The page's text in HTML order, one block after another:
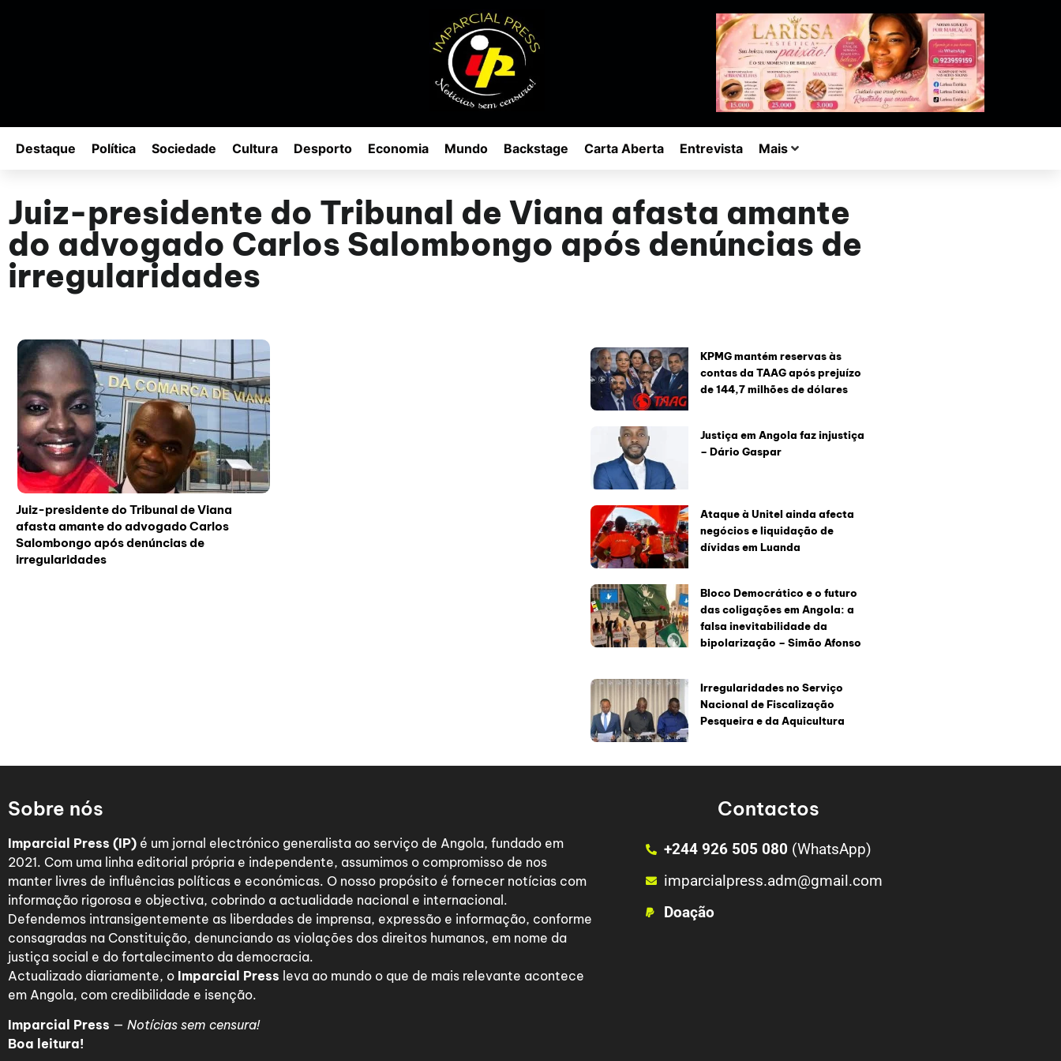
Destaque Política Sociedade Cultura Desporto Economia Mundo Backstage Carta Aberta Entrevista Mais
Juiz-presidente do Tribunal de Viana afasta amante
do advogado Carlos Salombongo após denúncias de
irregularidades
Juiz-presidente do Tribunal de Viana
afasta amante do advogado Carlos
Salombongo após denúncias de
irregularidades
KPMG mantém reservas às
contas da TAAG após prejuízo
de 144,7 milhões de dólares
Justiça em Angola faz injustiça
– Dário Gaspar
Ataque à Unitel ainda afecta
negócios e liquidação de
dívidas em Luanda
Bloco Democrático e o futuro
das coligações em Angola: a
falsa inevitabilidade da
bipolarização – Simão Afonso
Irregularidades no Serviço
Nacional de Fiscalização
Pesqueira e da Aquicultura
Sobre nós
Imparcial Press (IP) é um jornal electrónico generalista ao serviço de Angola, fundado em
2021. Com uma linha editorial própria e independente, assumimos o compromisso de nos
manter livres de influências políticas e económicas. O nosso propósito é fornecer notícias com
informação rigorosa e objectiva, cobrindo a actualidade nacional e internacional.
Defendemos intransigentemente as liberdades de imprensa, expressão e informação, conforme
consagradas na Constituição, denunciando as violações dos direitos humanos, em nome da
justiça social e do fortalecimento da democracia.
Actualizado diariamente, o Imparcial Press leva ao mundo o que de mais relevante acontece
em Angola, com credibilidade e isenção.
Imparcial Press — Notícias sem censura!
Boa leitura!
Contactos
+244 926 505 080 (WhatsApp)
imparcialpress.adm@gmail.com
Doação